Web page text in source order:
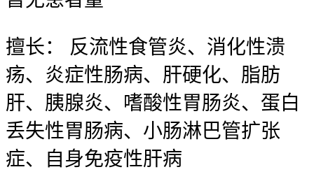
擅长：
反流性食管炎、消化性溃
疡、炎症性肠病、肝硬化、脂肪
肝、胰腺炎、嗜酸性胃肠炎、蛋白
丢失性胃肠病、小肠淋巴管扩张
症、自身免疫性肝病